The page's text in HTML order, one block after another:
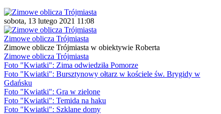
sobota, 13 lutego 2021 11:08
Zimowe oblicza Trójmiasta
Zimowe oblicze Trójmiasta w obiektywie Roberta
Zimowe oblicza Trójmiasta
Foto "Kwiatki": Zima odwiedziła Pomorze
Foto "Kwiatki": Bursztynowy ołtarz w kościele św. Brygidy w
Gdańsku
Foto "Kwiatki": Gra w zielone
Foto "Kwiatki": Temida na haku
Foto "Kwiatki": Szklane domy